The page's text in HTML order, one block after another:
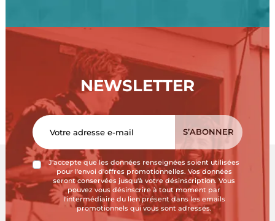
NEWSLETTER
J'accepte que les données renseignées soient utilisées
pour l'envoi d'offres promotionnelles. Vos données
seront conservées jusqu'à votre désinscription. Vous
pouvez vous désinscrire à tout moment par
l'intermédiaire du lien présent dans les emails
promotionnels qui vous sont adressés.